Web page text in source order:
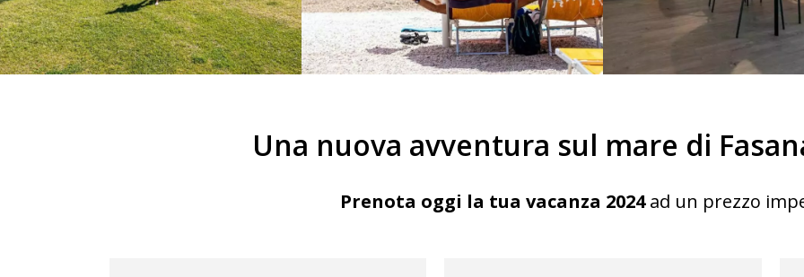
Una nuova avventura sul mare di
Prenota oggi la tua vacanza 2024ad un prezzo